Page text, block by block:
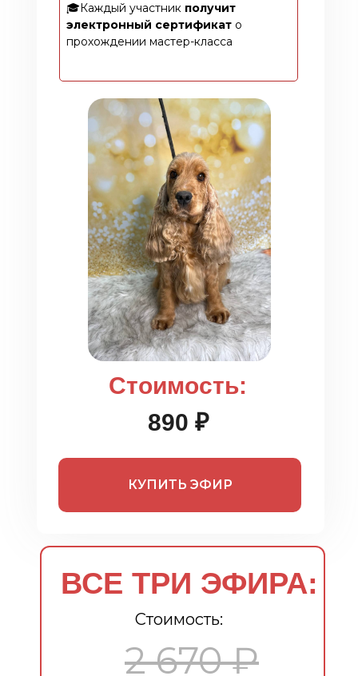
Стоимость:
890 ₽
КУПИТЬ ЭФИР
ВСЕ ТРИ ЭФИРА:
Стоимость:
2 670 ₽
🎓Каждый участник получит
электронный сертификат о
прохождении мастер-класса